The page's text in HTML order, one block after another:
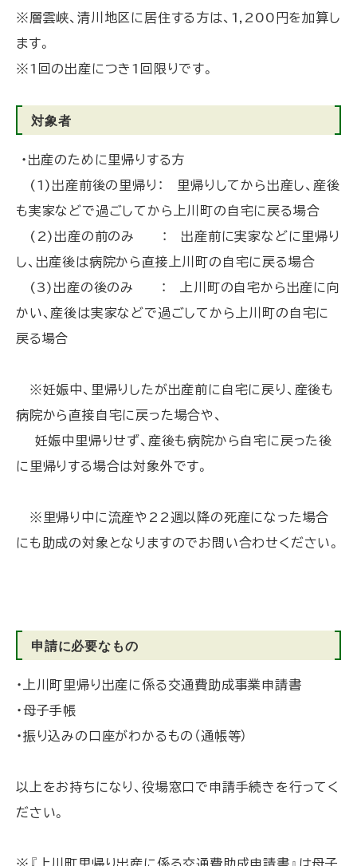
※層雲峡、清川地区に居住する方は、1,200円を加算し
ます。
※1回の出産につき1回限りです。
対象者
・出産のために里帰りする方
(1)出産前後の里帰り： 里帰りしてから出産し、産後
も実家などで過ごしてから上川町の自宅に戻る場合
(2)出産の前のみ ： 出産前に実家などに里帰り
し、出産後は病院から直接上川町の自宅に戻る場合
(3)出産の後のみ ： 上川町の自宅から出産に向
かい、産後は実家などで過ごしてから上川町の自宅に
戻る場合
※妊娠中、里帰りしたが出産前に自宅に戻り、産後も
病院から直接自宅に戻った場合や、
妊娠中里帰りせず、産後も病院から自宅に戻った後
に里帰りする場合は対象外です。
※里帰り中に流産や22週以降の死産になった場合
にも助成の対象となりますのでお問い合わせください。
申請に必要なもの
・上川町里帰り出産に係る交通費助成事業申請書
・母子手帳
・振り込みの口座がわかるもの（通帳等）
以上をお持ちになり、役場窓口で申請手続きを行ってく
ださい。